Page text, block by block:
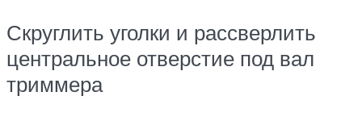
Скруглить уголки и рассверлить
центральное отверстие под вал
триммера